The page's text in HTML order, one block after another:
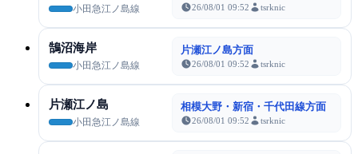
小田急江ノ島線 26/08/01 09:52 tsrknic
鵠沼海岸
小田急江ノ島線
片瀬江ノ島方面
26/08/01 09:52 tsrknic
片瀬江ノ島
小田急江ノ島線
相模大野・新宿・千代田線方面
26/08/01 09:52 tsrknic